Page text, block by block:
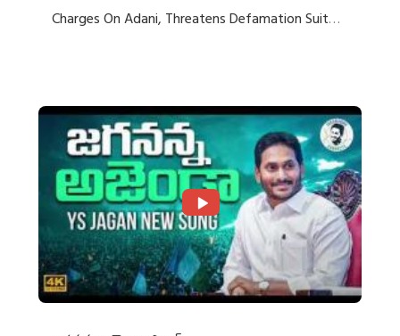
Charges On Adani, Threatens Defamation Suit